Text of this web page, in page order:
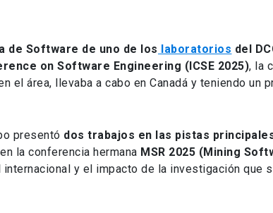
de Software de uno de los laboratorios del
on Software Engineering (ICSE 2025), la
el área, llevaba a cabo en Canadá y teniendo un
presentó dos trabajos en las pistas
en la conferencia hermana MSR 2025 (Mining
y el impacto de la investigación que